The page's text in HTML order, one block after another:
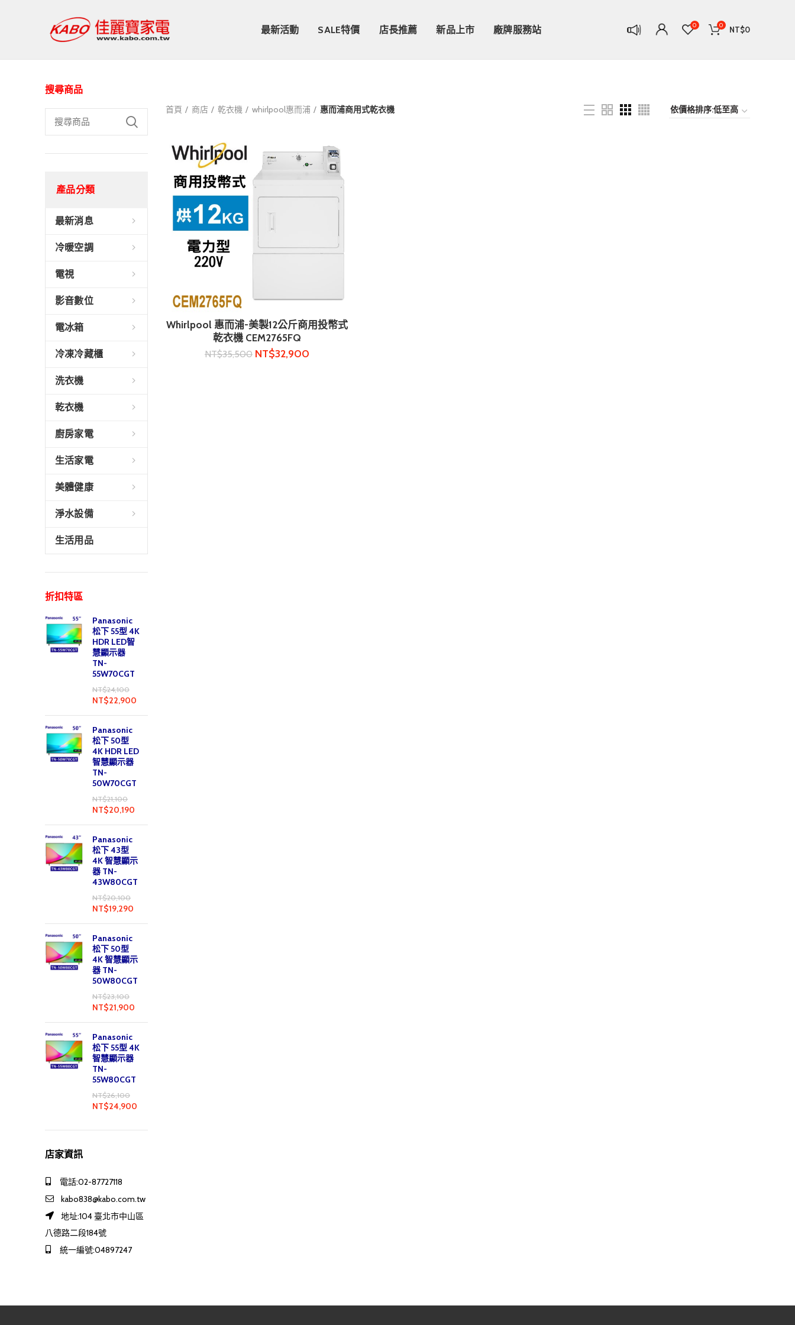
最新活動 SALE特價 店長推薦 新品上市 廠牌服務站 0 0 NT$0
搜尋商品
產品分類
最新消息
冷暖空調
電視
影音數位
電冰箱
冷凍冷藏櫃
洗衣機
乾衣機
廚房家電
生活家電
美體健康
淨水設備
生活用品
折扣特區
Panasonic
松下 55型 4K
HDR LED智
慧顯示器
TN-
55W70CGT
NT$24,100
NT$22,900
Panasonic
松下 50型
4K HDR LED
智慧顯示器
TN-
50W70CGT
NT$21,100
NT$20,190
Panasonic
松下 43型
4K 智慧顯示
器 TN-
43W80CGT
NT$20,100
NT$19,290
Panasonic
松下 50型
4K 智慧顯示
器 TN-
50W80CGT
NT$23,100
NT$21,900
Panasonic
松下 55型 4K
智慧顯示器
TN-
55W80CGT
NT$26,100
NT$24,900
店家資訊
電話:02-87727118
kabo838@kabo.com.tw
地址:104 臺北市中山區
八德路二段184號
統一編號:04897247
首頁 商店 乾衣機 whirlpool惠而浦 惠而浦商用式乾衣機
加入購物車
Whirlpool 惠而浦-美製12公斤商用投幣式
乾衣機 CEM2765FQ
NT$35,500 NT$32,900